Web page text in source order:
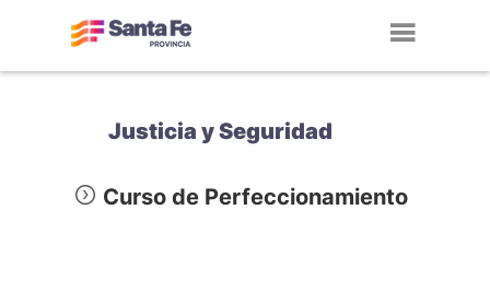
Justicia y Seguridad
Curso de Perfeccionamiento